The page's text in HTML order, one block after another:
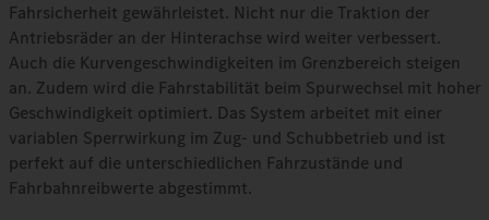
Fahrsicherheit gewährleistet. Nicht nur die Traktion der
Antriebsräder an der Hinterachse wird weiter verbessert.
Auch die Kurvengeschwindigkeiten im Grenzbereich steigen
an. Zudem wird die Fahrstabilität beim Spurwechsel mit hoher
Geschwindigkeit optimiert. Das System arbeitet mit einer
variablen Sperrwirkung im Zug- und Schubbetrieb und ist
perfekt auf die unterschiedlichen Fahrzustände und
Fahrbahnreibwerte abgestimmt.